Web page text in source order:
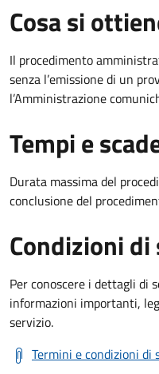
Cosa si
Il procedimento
senza l’emissione di un
l’Amministrazione
Tempi e
Durata massima del
conclusione del
Condizioni
Per conoscere i dettagli di
informazioni importanti,
servizio.
Termini e condizioni di